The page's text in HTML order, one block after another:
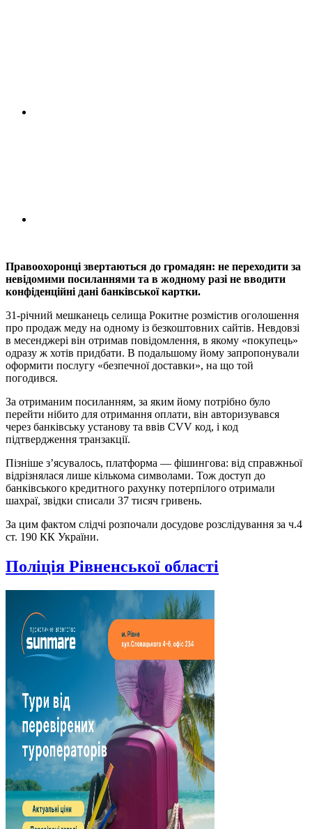
Правоохоронці звертаються до громадян: не переходити за
невідомими посиланнями та в жодному разі не вводити
конфіденційні дані банківської картки.
31-річний мешканець селища Рокитне розмістив оголошення
про продаж меду на одному із безкоштовних сайтів. Невдовзі
в месенджері він отримав повідомлення, в якому «покупець»
одразу ж хотів придбати. В подальшому йому запропонували
оформити послугу «безпечної доставки», на що той
погодився.
За отриманим посиланням, за яким йому потрібно було
перейти нібито для отримання оплати, він авторизувався
через банківську установу та ввів CVV код, і код
підтвердження транзакції.
Пізніше з’ясувалось, платформа — фішингова: від справжньої
відрізнялася лише кількома символами. Тож доступ до
банківського кредитного рахунку потерпілого отримали
шахраї, звідки списали 37 тисяч гривень.
За цим фактом слідчі розпочали досудове розслідування за ч.4
ст. 190 КК України.
Поліція Рівненської області